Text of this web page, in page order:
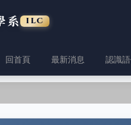
系 ILC
回首頁 最新消息 認識